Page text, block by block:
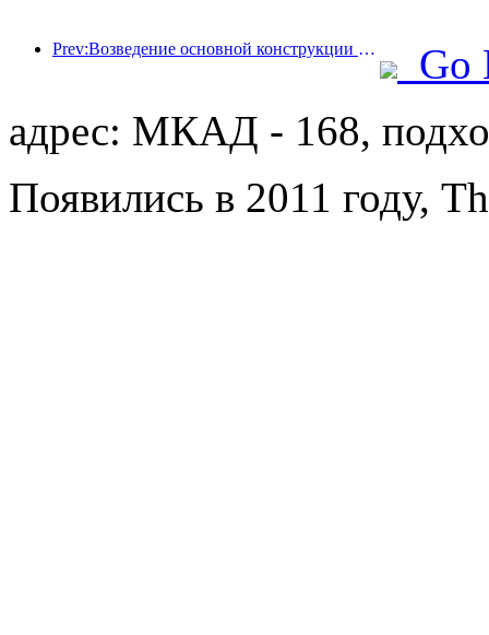
Prev:Возведение основной конструкции океанариума Beijing Haichang Ocean Park планируется завершить к концу года; окончание строительства и открытие ожидаются в 2027 году.
Go
адрес: МКАД - 168,
Появились в 2011 году,